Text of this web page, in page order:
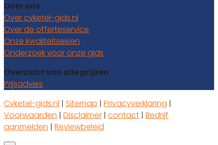
Over ons
Over cvketel-gids.nl
Over de offerteservice
Onze kwaliteitseisen
Onderzoek voor onze gids
Overzicht van alle prijzen
Prijsadvies
Cvketel-gids.nl | Sitemap | Privacyverklaring |
Voorwaarden | Disclaimer | contact | Bedrijf
aanmelden | Reviewbeleid